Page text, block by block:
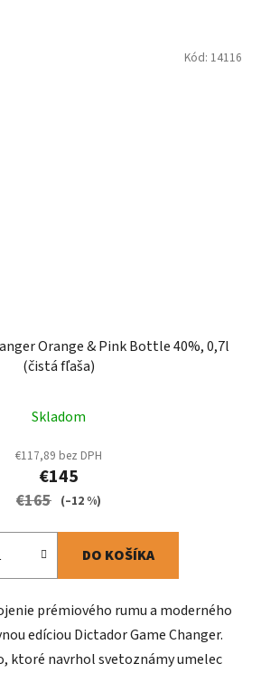
Orange & Pink Bottle 40%, 0,7l
(čistá fľaša)
Skladom
€117,89 bez DPH
€145
€165 (–12 %)
DO KOŠÍKA
prémiového rumu a moderného
edíciou Dictador Game Changer.
ktoré navrhol svetoznámy umelec
Kód: 14116